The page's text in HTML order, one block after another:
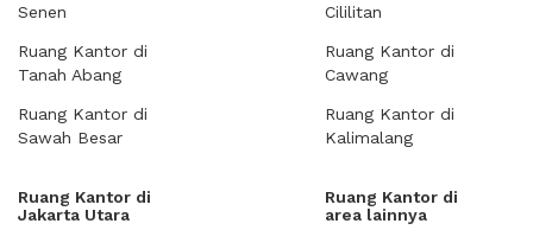
Senen
Ruang Kantor di
Tanah Abang
Ruang Kantor di
Sawah Besar
Cililitan
Ruang Kantor di
Cawang
Ruang Kantor di
Kalimalang
Ruang Kantor di
Jakarta Utara
Ruang Kantor di
area lainnya